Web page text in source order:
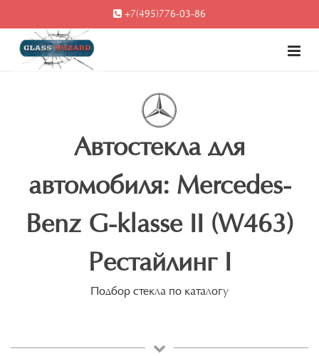
+7(495)776-03-86
Автостекла для
автомобиля: Mercedes-
Benz G-klasse II (W463)
Рестайлинг I
Подбор стекла по каталогу